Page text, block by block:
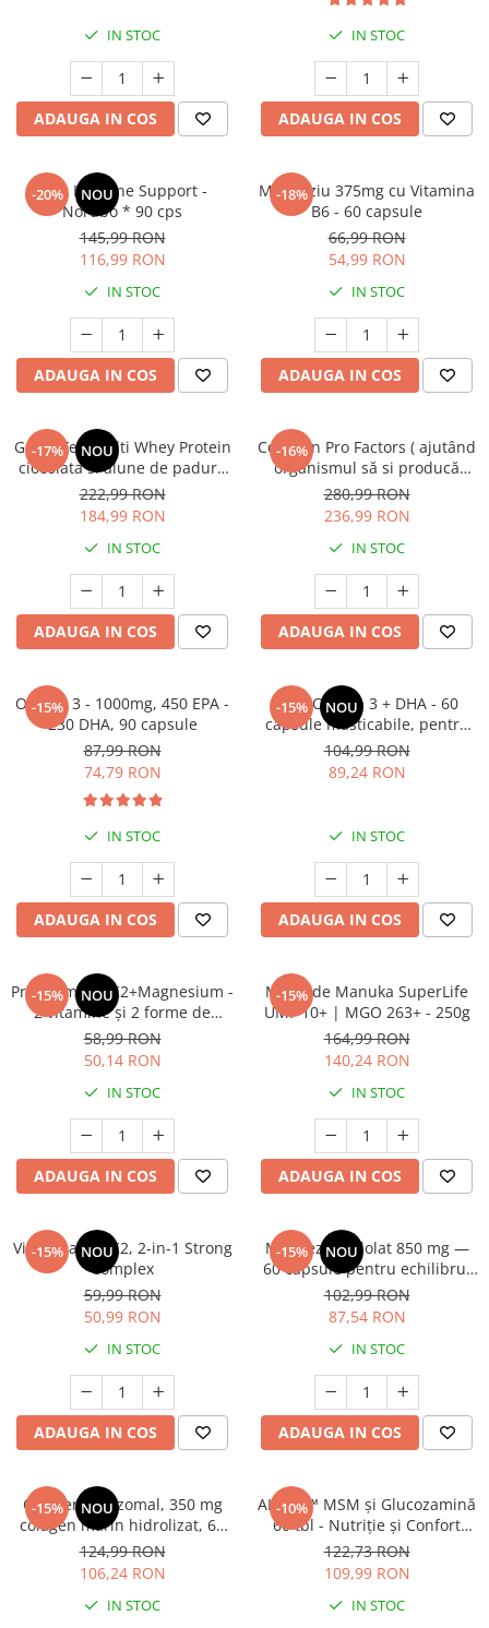
Mary & May
BIODANCE
OOTD
Cettua
Haruharu Wonder
Medicube
Dr. Althea
DELLA BORN
Seminte de in
Silimarina
Spirulina
Ulei de cocos
Ulei de peste
Ulei MCT
Vitamina A
Vitamina B
Vitamina C
Vitamina D
Vitamina K
Zinc
Electroliti
Produse Apicole
IN STOC
ADAUGA IN COS
IN STOC
ADAUGA IN COS
-20% NOU
Zinc Immune Support -
Nordbo * 90 cps
145,99 RON
116,99 RON
IN STOC
ADAUGA IN COS
-18%
Magneziu 375mg cu Vitamina
B6 - 60 capsule
66,99 RON
54,99 RON
IN STOC
ADAUGA IN COS
-17% NOU
Grass-Fed Multi Whey Protein
ciocolata si alune de padure
900g
222,99 RON
184,99 RON
IN STOC
ADAUGA IN COS
-16%
Collagen Pro Factors ( ajutând
organismul să si producă
colagen în mod natural) *
150G
280,99 RON
236,99 RON
IN STOC
ADAUGA IN COS
-15%
Omega 3 - 1000mg, 450 EPA -
230 DHA, 90 capsule
87,99 RON
74,79 RON
IN STOC
ADAUGA IN COS
-15% NOU
Kids Omega 3 + DHA - 60
capsule masticabile, pentru
cresterea si dezvoltarea
sanatoasa a copiilor
104,99 RON
89,24 RON
IN STOC
ADAUGA IN COS
-15% NOU
Premium D3+K2+Magnesium -
2 vitamine și 2 forme de
magneziu care susțin
imunitatea, somnul și oasele
58,99 RON
50,14 RON
IN STOC
ADAUGA IN COS
-15%
Miere de Manuka SuperLife
UMF 10+ | MGO 263+ - 250g
164,99 RON
140,24 RON
IN STOC
ADAUGA IN COS
-15% NOU
Vitamina D3+K2, 2-in-1 Strong
Complex
59,99 RON
50,99 RON
IN STOC
ADAUGA IN COS
-15% NOU
Magneziu Pidolat 850 mg —
60 capsule pentru echilibrul
sistemului nervos, reducerea
oboselii și mai multă energie
102,99 RON
87,54 RON
IN STOC
ADAUGA IN COS
-15% NOU
Colagen Lipozomal, 350 mg
colagen marin hidrolizat, 60
capsule – susținerea pielii și
confortului în mișcare
124,99 RON
106,24 RON
IN STOC
-10%
ALAVIS™ MSM și Glucozamină
60 tbl - Nutriție și Confort
Articulații câini
122,73 RON
109,99 RON
IN STOC